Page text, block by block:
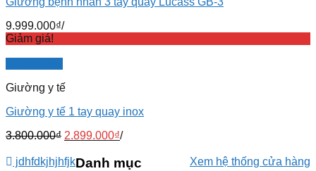
9.999.000₫/
Giảm giá!
Giường y tế
Giường y tế 1 tay quay inox
3.800.000₫ 2.899.000₫/
jdhfdkjhjhfjk Xem hệ thống cửa hàng
Danh mục